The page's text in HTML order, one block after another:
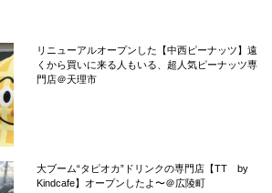
リニューアルオープンした【中西ピーナッツ】遠
くから買いに来る人もいる、超人気ピーナッツ専
門店＠天理市
大ブーム“タピオカ”ドリンクの専門店【TT by
Kindcafe】オープンしたよ〜＠広陵町